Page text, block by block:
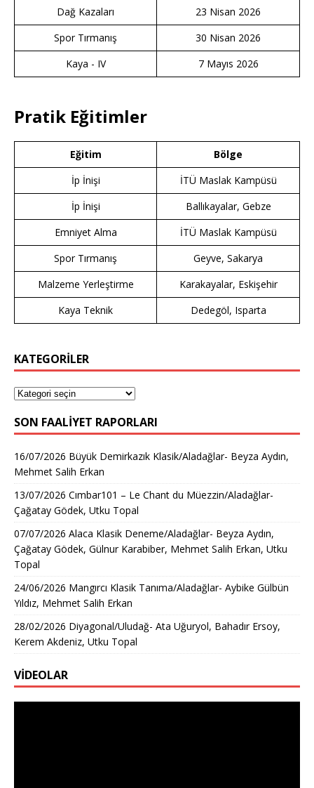
Dağ Kazaları
23 Nisan 2026
Spor Tırmanış
30 Nisan 2026
Kaya - IV
7 Mayıs 2026
Pratik Eğitimler
Eğitim
Bölge
İp İnişi
İTÜ Maslak Kampüsü
İp İnişi
Ballıkayalar, Gebze
Emniyet Alma
İTÜ Maslak Kampüsü
Spor Tırmanış
Geyve, Sakarya
Malzeme Yerleştirme
Karakayalar, Eskişehir
Kaya Teknik
Dedegöl, Isparta
KATEGORİLER
SON FAALIYET RAPORLARI
16/07/2026 Büyük Demirkazık Klasik/Aladağlar- Beyza Aydın,
Mehmet Salih Erkan
13/07/2026 Cımbar101 – Le Chant du Müezzin/Aladağlar-
Çağatay Gödek, Utku Topal
07/07/2026 Alaca Klasik Deneme/Aladağlar- Beyza Aydın,
Çağatay Gödek, Gülnur Karabiber, Mehmet Salih Erkan, Utku
Topal
24/06/2026 Mangırcı Klasik Tanıma/Aladağlar- Aybike Gülbün
Yıldız, Mehmet Salih Erkan
28/02/2026 Diyagonal/Uludağ- Ata Uğuryol, Bahadır Ersoy,
Kerem Akdeniz, Utku Topal
VİDEOLAR